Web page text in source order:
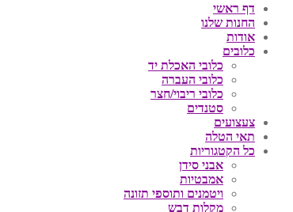
דף ראשי
החנות שלנו
אודות
כלובים
כלובי האכלת יד
כלובי העברה
כלובי ריבוי/חצר
סטנדים
צעצועים
תאי הטלה
כל הקטגוריות
אבני סידן
אמבטיות
ויטמנים ותוספי תזונה
מקלות דבש